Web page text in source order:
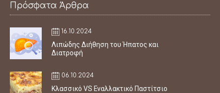
Πρόσφατα Άρθρα
16.10.2024
Λιπώδης Διήθηση του Ήπατος και
Διατροφή
06.10.2024
Κλασσικό VS Εναλλακτικό Παστίτσιο